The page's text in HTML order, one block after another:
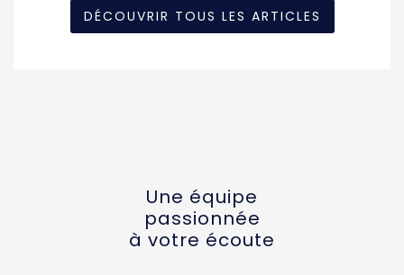
DÉCOUVRIR TOUS LES ARTICLES
Une équipe
passionnée
à votre écoute